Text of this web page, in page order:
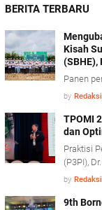
BERITA TERBARU
Kisah
(SBHE),
Panen
by Redaksi
TPOMI
dan
Praktisi
(P3PI),
(circular
by Redaksi
9th